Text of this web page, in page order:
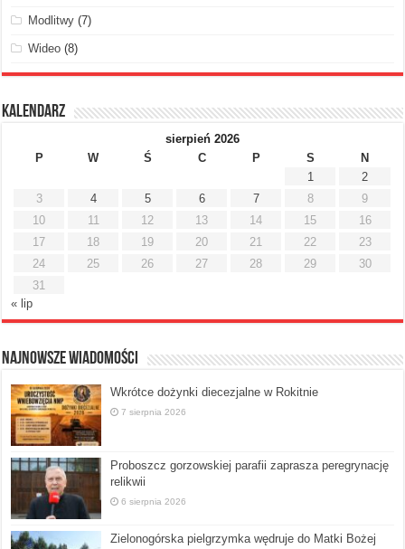
Modlitwy (7)
Wideo (8)
Kalendarz
sierpień 2026
P
W Ś C P S
N
1
2
3
4 5 6 7 8
9
10
11 12 13 14 15
16
17
18 19 20 21 22
23
24
25 26 27 28 29
30
31
« lip
Najnowsze Wiadomości
Wkrótce dożynki diecezjalne w Rokitnie
7 sierpnia 2026
Proboszcz gorzowskiej parafii zaprasza peregrynację
relikwii
6 sierpnia 2026
Zielonogórska pielgrzymka wędruje do Matki Bożej